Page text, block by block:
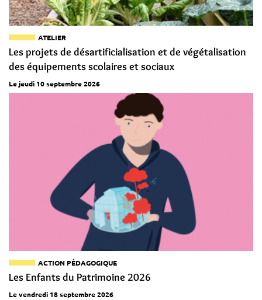
ATELIER
Les projets de désartificialisation et de végétalisation
des équipements scolaires et sociaux
Le jeudi 10 septembre 2026
ACTION PÉDAGOGIQUE
Les Enfants du Patrimoine 2026
Le vendredi 18 septembre 2026